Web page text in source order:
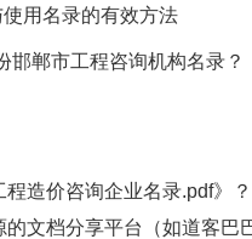
用名录的有效方法
邯郸市工程咨询机构名录？
造价咨询企业名录.pdf》？
文档分享平台（如道客